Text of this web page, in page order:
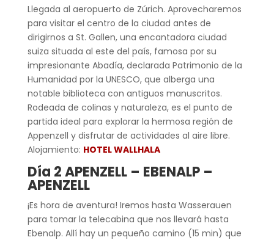
Llegada al aeropuerto de Zúrich. Aprovecharemos
para visitar el centro de la ciudad antes de
dirigirnos a St. Gallen, una encantadora ciudad
suiza situada al este del país, famosa por su
impresionante Abadía, declarada Patrimonio de la
Humanidad por la UNESCO, que alberga una
notable biblioteca con antiguos manuscritos.
Rodeada de colinas y naturaleza, es el punto de
partida ideal para explorar la hermosa región de
Appenzell y disfrutar de actividades al aire libre.
Alojamiento: HOTEL WALLHALA
Día 2APENZELL – EBENALP –
APENZELL
¡Es hora de aventura! Iremos hasta Wasserauen
para tomar la telecabina que nos llevará hasta
Ebenalp. Allí hay un pequeño camino (15 min) que